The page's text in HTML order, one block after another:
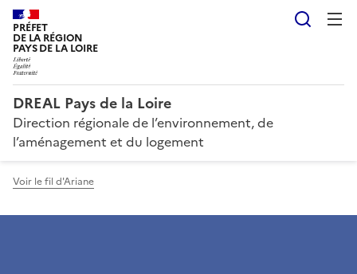
PRÉFET
DE LA RÉGION
PAYS DE LA LOIRE
DREAL Pays de la Loire
Direction régionale de l’environnement, de
l’aménagement et du logement
Voir le fil d'Ariane